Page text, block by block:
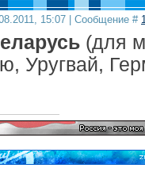
15:07 | Сообщение #
(для
Уругвай,